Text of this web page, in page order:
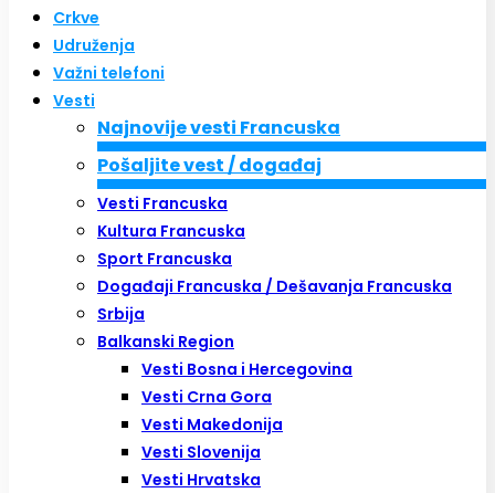
Crkve
Udruženja
Važni telefoni
Vesti
Najnovije vesti Francuska
Pošaljite vest / događaj
Vesti Francuska
Kultura Francuska
Sport Francuska
Događaji Francuska / Dešavanja Francuska
Srbija
Balkanski Region
Vesti Bosna i Hercegovina
Vesti Crna Gora
Vesti Makedonija
Vesti Slovenija
Vesti Hrvatska